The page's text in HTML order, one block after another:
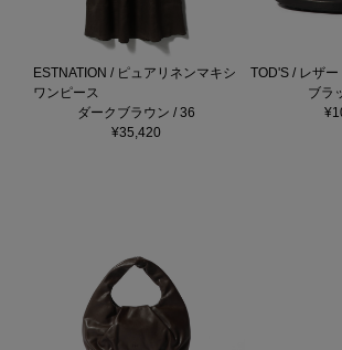
ESTNATION / ピュアリネンマキシ
ワンピース
ダークブラウン / 36
¥35,420
TOD'S / レザ
ブラ